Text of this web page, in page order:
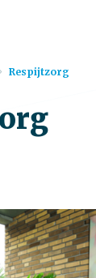
Respijtzorg